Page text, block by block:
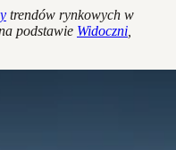
trendów rynkowych w
podstawie Widoczni